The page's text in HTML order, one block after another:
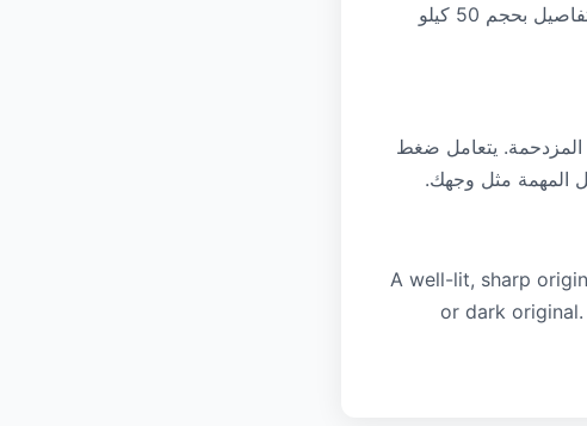
فقط قبل التحميل. لوحة قماشية أصغر حجمًا تعني أنه يمكن الاحتفاظ بمزيد من التفاصيل بحجم 50 كيلو
المزدحمة. يتعامل ضغط
A well-lit, sharp
or dark